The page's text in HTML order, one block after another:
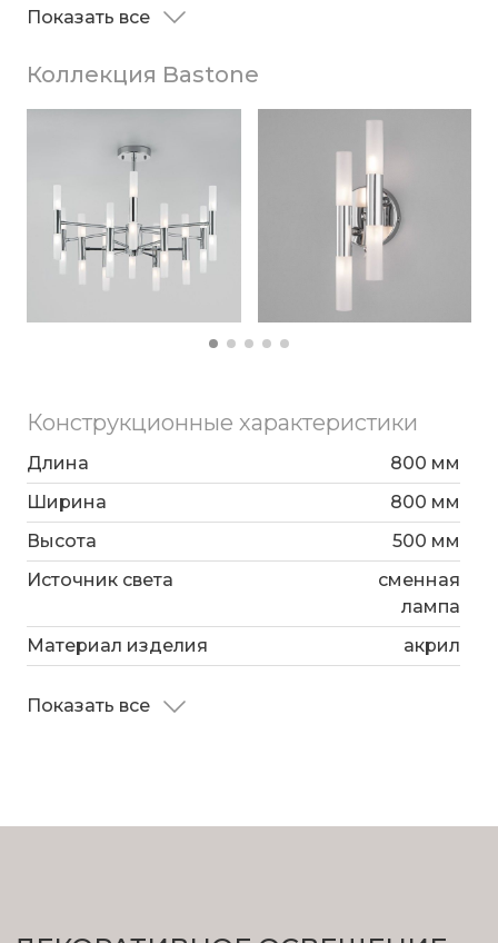
качества жизни.
Она поможет организовать качественное
современный интерьер. Данный светильник
легко устанавливается на потолке при
помощи монтажной планки.
Подробнее о системе Minimir Home
Скачать приложение Minimir Home
Показать все
Коллекция Bastone
Конструкционные характеристики
Длина
800 мм
Ширина
800 мм
Высота
500 мм
Источник света
сменная
лампа
Материал изделия
акрил
Показать все